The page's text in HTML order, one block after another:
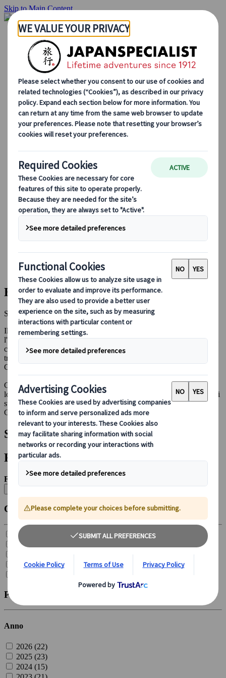
Skip to Main Content
Inizio
Itinerari di viaggio
Itinerari individuali
Tour guidati
Drive & stay
Tour di serie
Escursioni
Tour di gruppo su misura
Japan Rail Pass
Come lavoriamo
Chi siamo
Il nostro team
Blog
Consigli di viaggio per ogni stagione
Attrazioni principali
Approfondimenti culturali
Esperienze culinarie
Alla scoperta del Giappone in treno
Domande frequenti
Informazioni essenziali
Regole di etichetta
Guidare in Giappone
Prenotare con noi
Japan Rail Pass
Strutture ricettive
Consulenza online
Blog Viaggi Giappone
Scopri il Giappone - Consigli, approfondimenti e ispirazione
Il Giappone è una terra dove la tradizione senza tempo si fonde con
l'innovazione più avanzata, dando vita a un affascinante intreccio di
cultura e storia. Dalle vivaci città e meraviglie futuristiche ai
tranquilli paesaggi naturali e antichi templi, ogni angolo del
Giappone incanta.
Che stia organizzando un viaggio o semplicemente curiosando da
lontano, abbiamo raccolto per te consigli di esperti, approfondimenti
stimolanti e suggerimenti per farti vivere tutta la magia del
Giappone.
Scopri i nostri articoli più recenti
Filtri
Filtra per:
Cancella tutto
Categoria
Esperienze culinarie (10)
Consigli di viaggio per ogni stagione (
Attrazioni principali (
Approfondimenti culturali (9)
Alla scoperta del Giappone in treno (
Pubblicato
Anno
2026 (22)
2025 (23)
2024 (15)